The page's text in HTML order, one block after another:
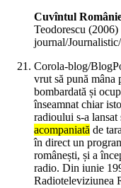
Cuvîntul
Teodorescu (2006)
journal/
Corola-blog/
vrut să pună mâna
bombardată și
înseamnat chiar
radioului s-a
acompaniată de
în direct un
românești, și a
radio. Din iunie
Radioteleviziunea